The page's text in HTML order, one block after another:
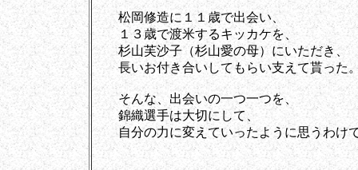
松岡修造に１１歳で出会い、
１３歳で渡米するキッカケを、
杉山芙沙子（杉山愛の母）にいただき、
長いお付き合いしてもらい支えて貰った
そんな、出会いの一つ一つを、
錦織選手は大切にして、
自分の力に変えていったように思うわけ